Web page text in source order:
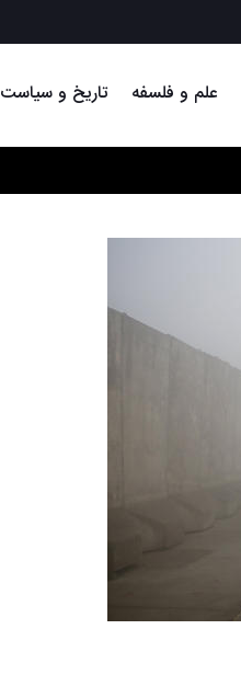
علم و فلسفه تاریخ و سیاست